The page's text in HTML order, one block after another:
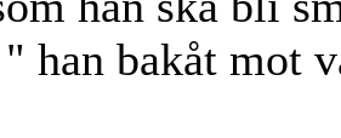
han bakåt mot